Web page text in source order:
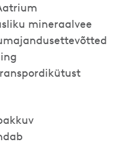
mineraalvee